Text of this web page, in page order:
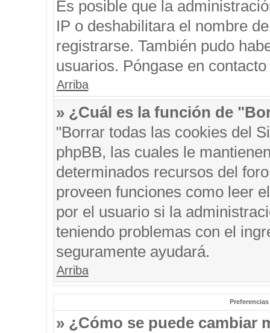
Es posible que la
IP o deshabilitara el nombre
registrarse. También pudo
usuarios. Póngase en
Arriba
» ¿Cuál es la función de
"Borrar todas las cookies del
phpBB, las cuales le
determinados recursos del
proveen funciones como leer
por el usuario si la
teniendo problemas con el
seguramente ayudará.
Arriba
» ¿Cómo se puede cambiar